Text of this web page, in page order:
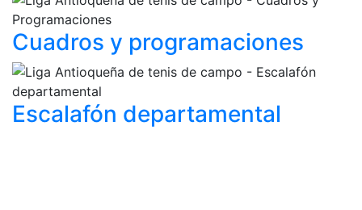
Cuadros y programaciones
Escalafón departamental